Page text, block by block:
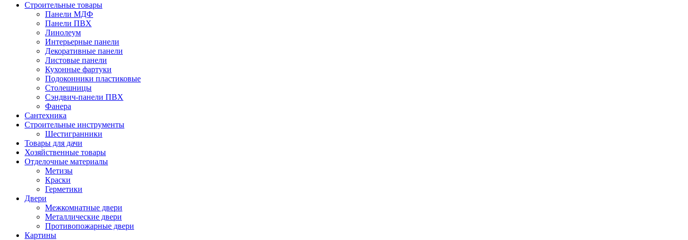
Строительные товары
Панели МДФ
Панели ПВХ
Линолеум
Интерьерные панели
Декоративные панели
Листовые панели
Кухонные фартуки
Подоконники пластиковые
Столешницы
Сэндвич-панели ПВХ
Фанера
Сантехника
Строительные инструменты
Шестигранники
Товары для дачи
Хозяйственные товары
Отделочные материалы
Метизы
Краски
Герметики
Двери
Межкомнатные двери
Металлические двери
Противопожарные двери
Картины